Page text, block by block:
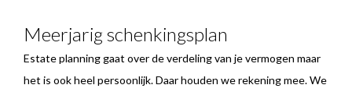
Meerjarig schenkingsplan
Estate planning gaat over de verdeling van je vermogen maar
het is ook heel persoonlijk. Daar houden we rekening mee. We